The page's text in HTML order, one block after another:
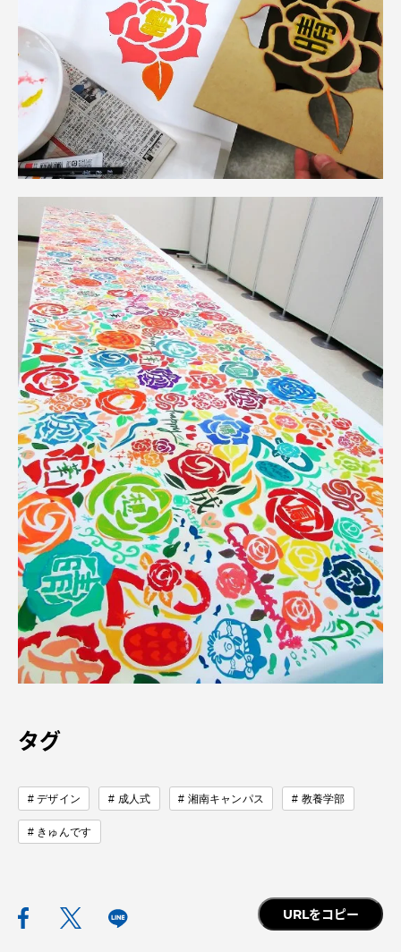
タグ
デザイン 成人式 湘南キャンパス 教養学部
きゅんです
URLをコピー
認証評価
教育研究上の目的及び養成する人材像と３つの
ポリシー
資料請求 お問い合わせ
在学生・保護者向けポータル（TIPS） 本学教職員向け情報
中文